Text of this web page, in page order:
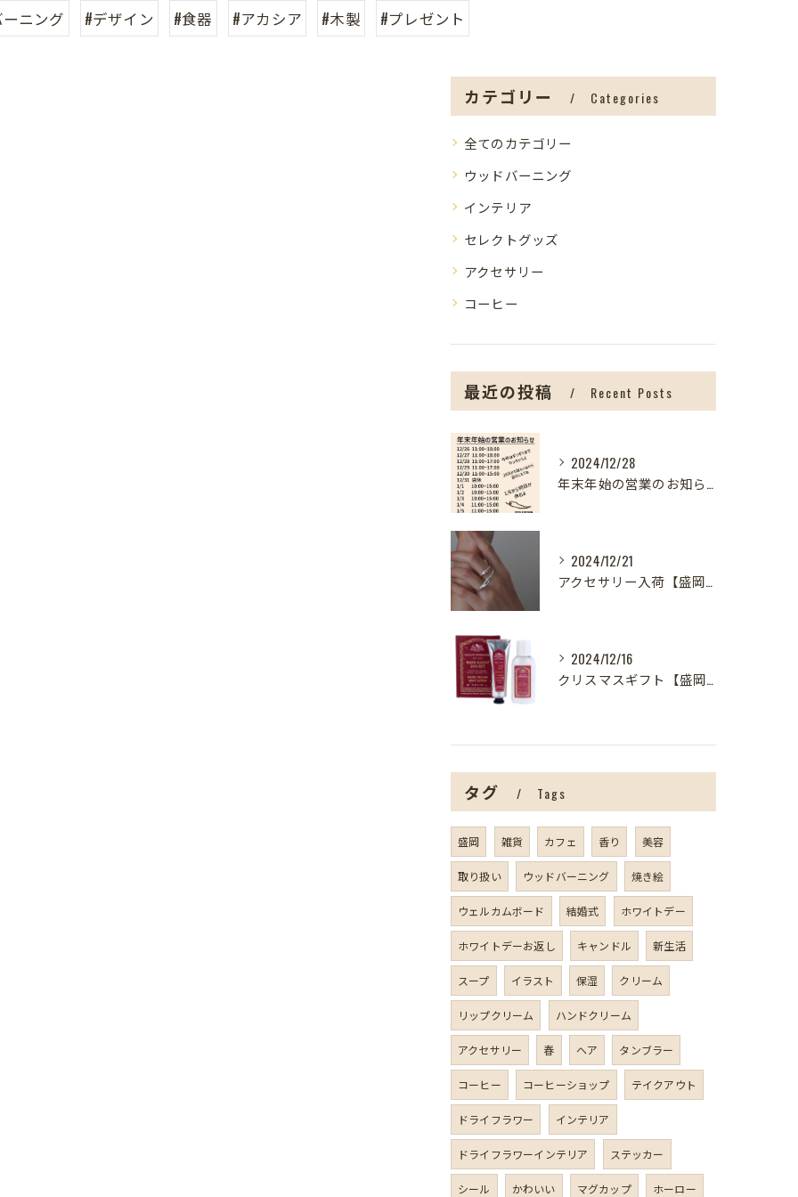
ニング #デザイン #食器 #アカシア #木製 #プレゼント
カテゴリー Categories
全てのカテゴリー
ウッドバーニング
インテリア
セレクトグッズ
アクセサリー
コーヒー
最近の投稿 Recent Posts
2024/12/28
年末年始の営業のお知らせ【盛岡の雑貨屋】
2024/12/21
アクセサリー入荷【盛岡の雑貨屋】
2024/12/16
クリスマスギフト【盛岡の雑貨屋】
タグ Tags
盛岡 雑貨 カフェ 香り 美容
取り扱い ウッドバーニング 焼き絵
ウェルカムボード 結婚式 ホワイトデー
ホワイトデーお返し キャンドル 新生活
スープ イラスト 保湿 クリーム
リップクリーム ハンドクリーム
アクセサリー 春 ヘア タンブラー
コーヒー コーヒーショップ テイクアウト
ドライフラワー インテリア
ドライフラワーインテリア ステッカー
シール かわいい マグカップ ホーロー